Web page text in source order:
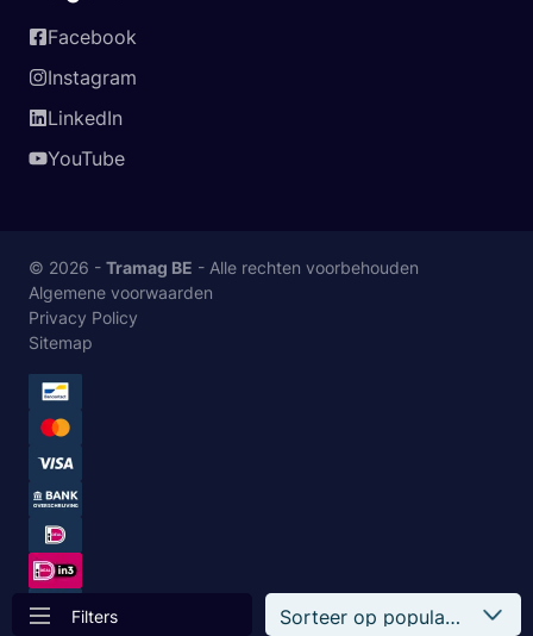
Filters
Facebook
Instagram
LinkedIn
YouTube
© 2026 - Tramag BE - Alle rechten voorbehouden
Algemene voorwaarden
Privacy Policy
Sitemap